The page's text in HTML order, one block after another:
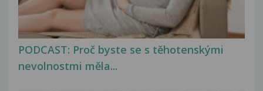
PODCAST: Proč byste se s těhotenskými
nevolnostmi měla...